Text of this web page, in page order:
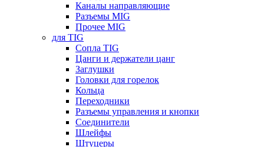
Каналы направляющие
Разъемы MIG
Прочее MIG
для TIG
Сопла TIG
Цанги и держатели цанг
Заглушки
Головки для горелок
Кольца
Переходники
Разъемы управления и кнопки
Соединители
Шлейфы
Штуцеры